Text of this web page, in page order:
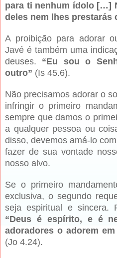
para ti nenhum ídolo […]
deles nem lhes prestarás
A proibição para adorar
Javé é também uma
deuses. “Eu sou o
outro” (Is 45.6).
Não precisamos adorar o
infringir o primeiro
sempre que damos o
a qualquer pessoa ou
disso, devemos amá-lo
fazer de sua vontade
nosso alvo.
Se o primeiro
exclusiva, o segundo
seja espiritual e sincera.
“Deus é espírito, e é
adoradores o adorem
(Jo 4.24).